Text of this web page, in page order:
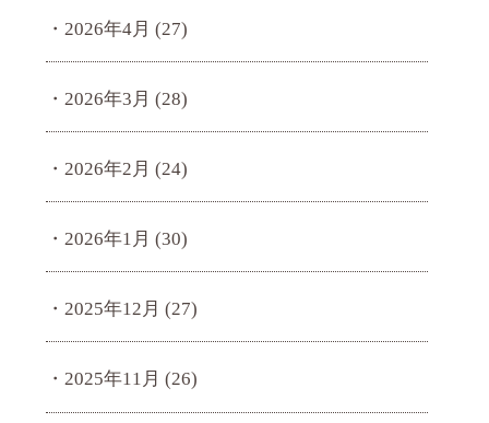
2026年4月 (27)
2026年3月 (28)
2026年2月 (24)
2026年1月 (30)
2025年12月 (27)
2025年11月 (26)